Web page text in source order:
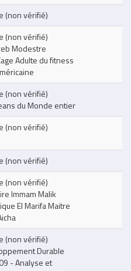
(non vérifié)
(non vérifié)
Modestre
Adulte du fitness
(non vérifié)
du Monde entier
(non vérifié)
(non vérifié)
(non vérifié)
Immam Malik
El Marifa Maitre
(non vérifié)
Durable
- Analyse et